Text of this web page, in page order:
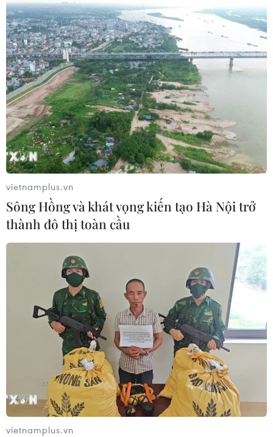
vietnamplus.vn
Sông Hồng và khát vọng kiến tạo Hà Nội trở
thành đô thị toàn cầu
vietnamplus.vn